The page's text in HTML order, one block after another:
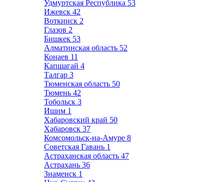
Удмуртская Республика 53
Ижевск 42
Воткинск 2
Глазов 2
Бишкек 53
Алматинская область 52
Конаев 11
Капшагай 4
Талгар 3
Тюменская область 50
Тюмень 42
Тобольск 3
Ишим 1
Хабаровский край 50
Хабаровск 37
Комсомольск-на-Амуре 8
Советская Гавань 1
Астраханская область 47
Астрахань 36
Знаменск 1